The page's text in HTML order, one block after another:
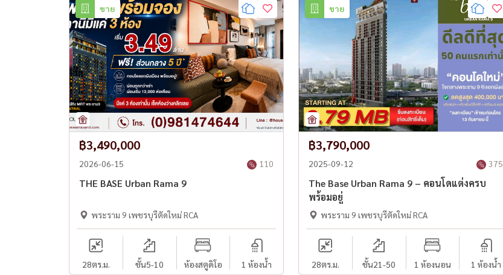
ขาย
฿3,490,000
2026-06-15 110
THE BASE Urban Rama 9
พระราม 9 เพชรบุรีตัดใหม่ RCA
28ตร.ม. ชั้น5-10 ห้องสตูดิโอ 1 ห้องน้ำ
ขาย
฿3,790,000
2025-09-12 375
The Base Urban Rama 9 – คอนโดแต่งครบ
พร้อมอยู่
พระราม 9 เพชรบุรีตัดใหม่ RCA
28ตร.ม. ชั้น21-50 1 ห้องนอน 1 ห้องน้ำ